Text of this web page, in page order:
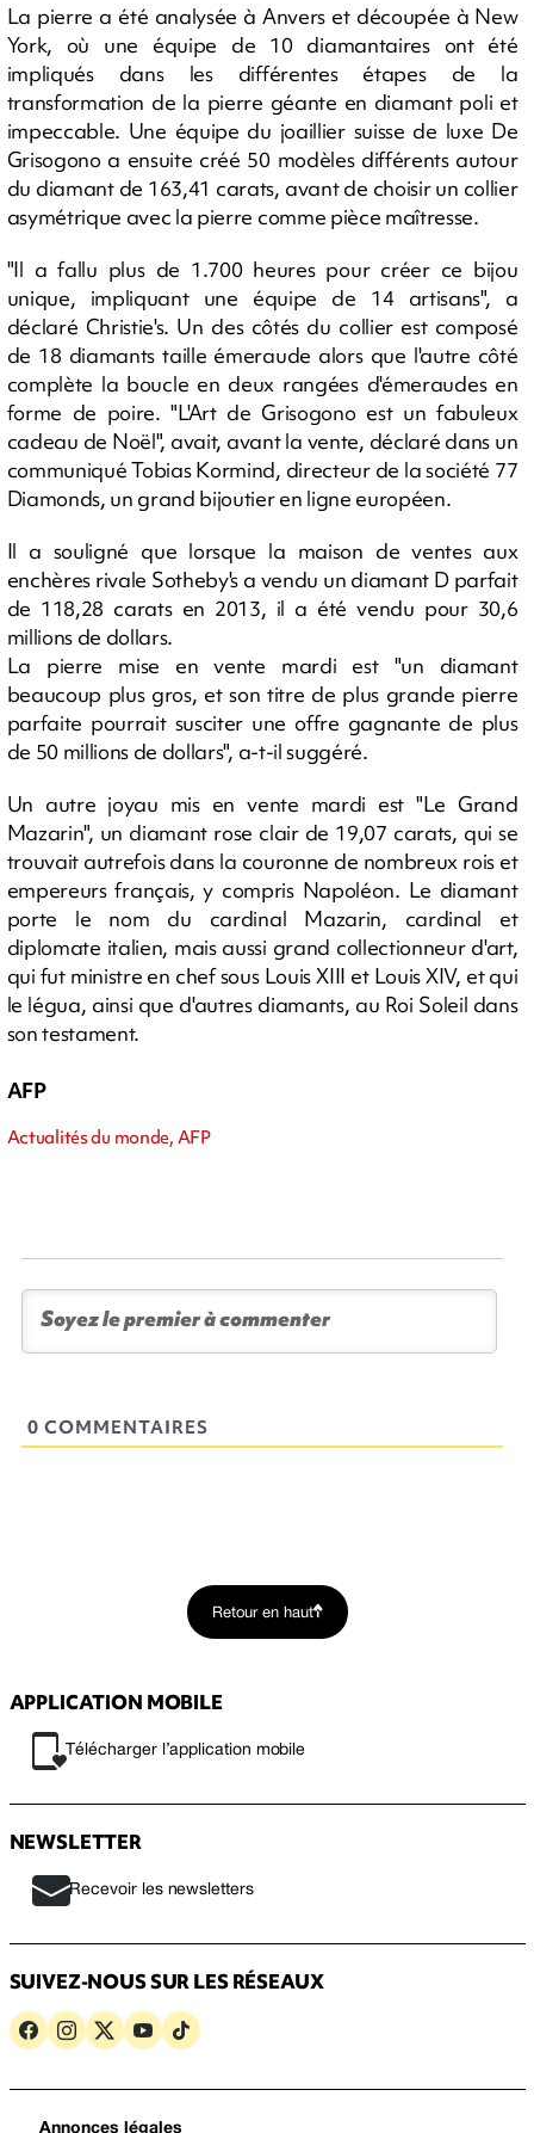
La pierre a été analysée à Anvers et découpée à New
York, où une équipe de 10 diamantaires ont été
impliqués dans les différentes étapes de la
transformation de la pierre géante en diamant poli et
impeccable. Une équipe du joaillier suisse de luxe De
Grisogono a ensuite créé 50 modèles différents autour
du diamant de 163,41 carats, avant de choisir un collier
asymétrique avec la pierre comme pièce maîtresse.
"Il a fallu plus de 1.700 heures pour créer ce bijou
unique, impliquant une équipe de 14 artisans", a
déclaré Christie's. Un des côtés du collier est composé
de 18 diamants taille émeraude alors que l'autre côté
complète la boucle en deux rangées d'émeraudes en
forme de poire. "L'Art de Grisogono est un fabuleux
cadeau de Noël", avait, avant la vente, déclaré dans un
communiqué Tobias Kormind, directeur de la société 77
Diamonds, un grand bijoutier en ligne européen.
Il a souligné que lorsque la maison de ventes aux
enchères rivale Sotheby's a vendu un diamant D parfait
de 118,28 carats en 2013, il a été vendu pour 30,6
millions de dollars.
La pierre mise en vente mardi est "un diamant
beaucoup plus gros, et son titre de plus grande pierre
parfaite pourrait susciter une offre gagnante de plus
de 50 millions de dollars", a-t-il suggéré.
Un autre joyau mis en vente mardi est "Le Grand
Mazarin", un diamant rose clair de 19,07 carats, qui se
trouvait autrefois dans la couronne de nombreux rois et
empereurs français, y compris Napoléon. Le diamant
porte le nom du cardinal Mazarin, cardinal et
diplomate italien, mais aussi grand collectionneur d'art,
qui fut ministre en chef sous Louis XIII et Louis XIV, et qui
le légua, ainsi que d'autres diamants, au Roi Soleil dans
son testament.
AFP
Actualités du monde, AFP
0 COMMENTAIRES
Retour en haut
APPLICATION MOBILE
Télécharger l’application mobile
NEWSLETTER
Recevoir les newsletters
SUIVEZ-NOUS SUR LES RÉSEAUX
Annonces légales